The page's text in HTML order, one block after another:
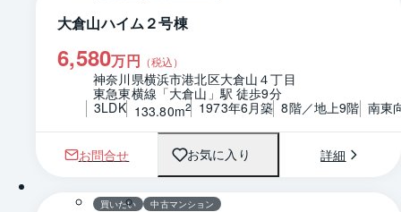
大倉山ハイム２号棟
6,580万円 （税込）
神奈川県横浜市港北区大倉山４丁目
東急東横線「大倉山」駅 徒歩9分
3LDK 133.80m2 1973年6月築 8階／地上9階 南東
お問合せ お気に入り 詳細
1 / 0 間取り
買いたい 中古マンション